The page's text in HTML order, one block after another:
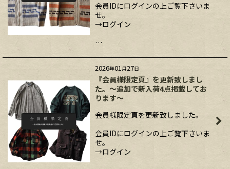
会員IDにログインの上ご覧下さいま
せ。
→ログイン
…
2026年01月27日
『会員様限定頁』を更新致しまし
た。～追加で新入荷4点掲載してお
ります～
会員様限定頁を更新致しました。
会員IDにログインの上ご覧下さいま
せ。
→ログイン